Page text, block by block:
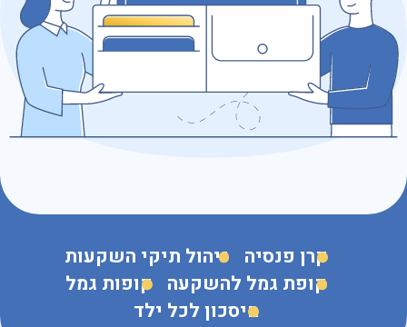
נושא הפנייה
קרן פנסיה ניהול תיקי השקעות
קופת גמל להשקעה קופות גמל
חיסכון לכל ילד